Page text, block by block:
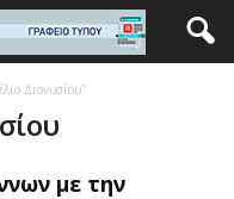
Διονυσίου"
με την